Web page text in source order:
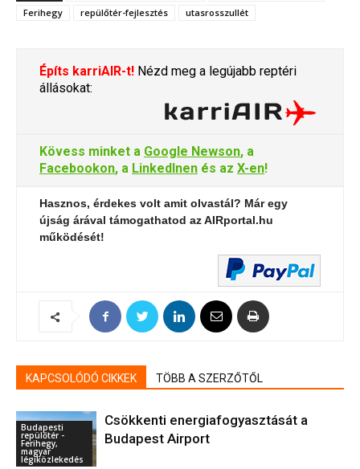
Ferihegy
repülőtér-fejlesztés utasrosszullét
Építs karriAIR-t! Nézd meg a legújabb reptéri
állásokat:
Kövess minket a Google Newson, a
Facebookon, a LinkedInen és az X-en!
Hasznos, érdekes volt amit olvastál? Már egy
újság árával támogathatod az AIRportal.hu
működését!
KAPCSOLÓDÓ CIKKEK TÖBB A SZERZŐTŐL
Budapesti
repülőtér -
Ferihegy,
magyar
légiközlekedés
Csökkenti energiafogyasztását a
Budapest Airport